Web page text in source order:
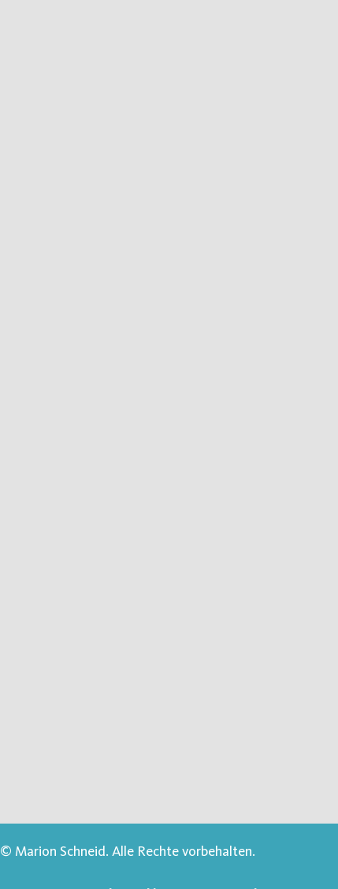
© Marion Schneid. Alle Rechte vorbehalten.